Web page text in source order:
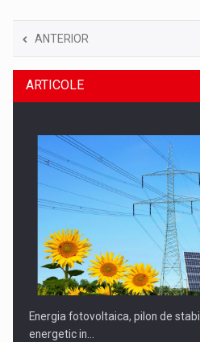
ANTERIOR
ARTICOLE
Energia fotovoltaica, pilon de
energetic in…